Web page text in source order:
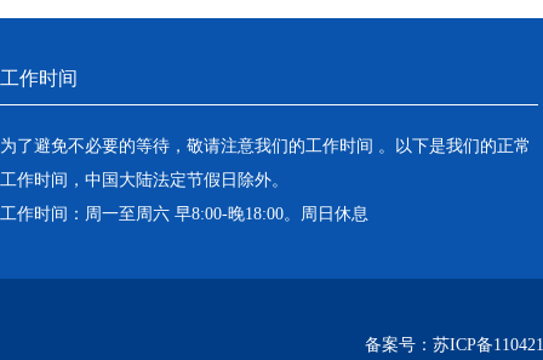
工作时间
为了避免不必要的等待，敬请注意我们的工作时间 。以下是我们的正常
工作时间，中国大陆法定节假日除外。
工作时间：周一至周六 早8:00-晚18:00。周日休息
备案号： 苏ICP备